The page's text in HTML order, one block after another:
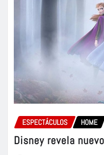
ESPECTÁCULOS HOME
Disney revela